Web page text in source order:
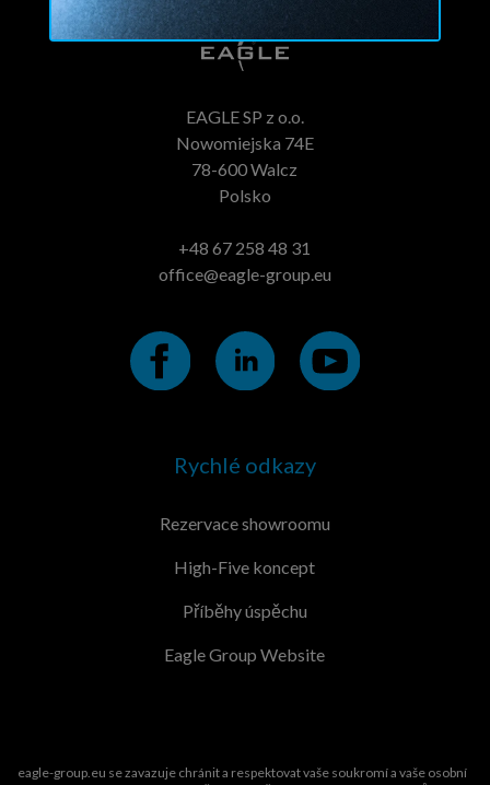
EAGLE SP z o.o.
Nowomiejska 74E
78-600 Walcz
Polsko
+48 67 258 48 31
office@eagle-group.eu
Rychlé odkazy
Rezervace showroomu
High-Five koncept
Příběhy úspěchu
Eagle Group Website
eagle-group.eu se zavazuje chránit a respektovat vaše soukromí a vaše osobní